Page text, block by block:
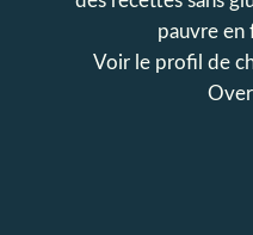
pauvre en
Voir le profil de